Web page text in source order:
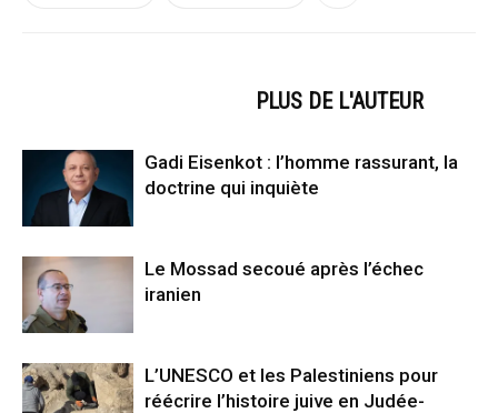
PLUS DE L'AUTEUR
Gadi Eisenkot : l’homme rassurant, la
doctrine qui inquiète
Le Mossad secoué après l’échec
iranien
L’UNESCO et les Palestiniens pour
réécrire l’histoire juive en Judée-